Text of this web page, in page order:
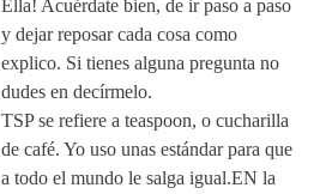
Ella! Acuérdate bien, de ir paso a paso
y dejar reposar cada cosa como
explico. Si tienes alguna pregunta no
dudes en decírmelo.
TSP se refiere a teaspoon, o cucharilla
de café. Yo uso unas estándar para que
a todo el mundo le salga igual.EN la